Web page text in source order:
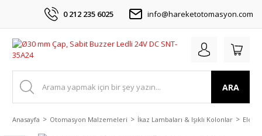
0 212 235 6025 info@hareketotomasyon.com
ARA
Anasayfa Otomasyon Malzemeleri İkaz Lambaları & Işıklı Kolonlar